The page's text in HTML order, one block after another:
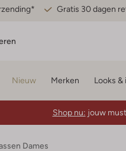
Gratis 30 dagen
Nieuw Merken Looks &
Shop nu: jouw
Dames